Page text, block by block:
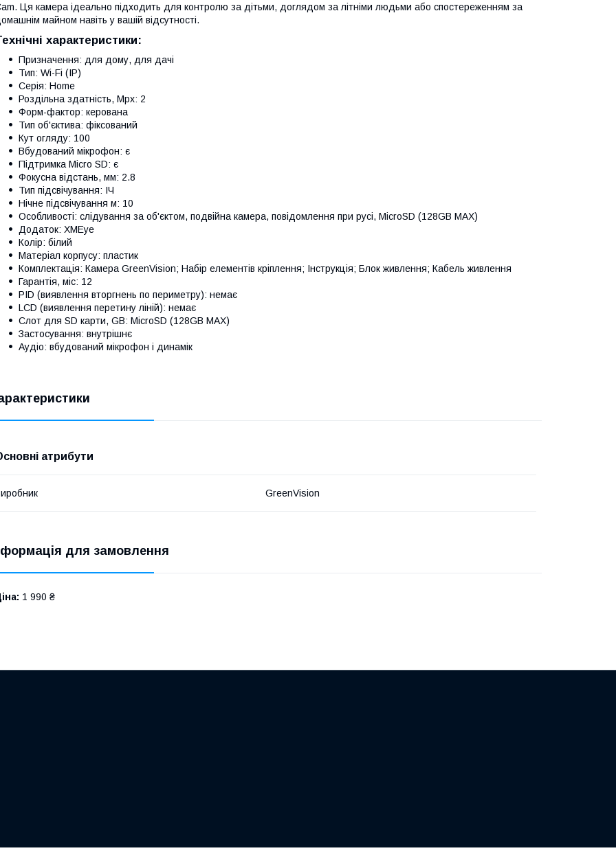
Ця камера ідеально підходить для контролю за дітьми, доглядом за літніми людьми або спостереженням за
майном навіть у вашій відсутності.
характеристики:
Призначення: для дому, для дачі
Тип: Wi-Fi (IP)
Серія: Home
Роздільна здатність, Mpx: 2
Форм-фактор: керована
Тип об'єктива: фіксований
Кут огляду: 100
Вбудований мікрофон: є
Підтримка Micro SD: є
Фокусна відстань, мм: 2.8
Тип підсвічування: ІЧ
Нічне підсвічування м: 10
Особливості: слідування за об'єктом, подвійна камера, повідомлення при русі, MicroSD (128GB MAX)
Додаток: XMEye
Колір: білий
Матеріал корпусу: пластик
Комплектація: Камера GreenVision; Набір елементів кріплення; Інструкція; Блок живлення; Кабель живлення
Гарантія, міс: 12
PID (виявлення вторгнень по периметру): немає
LCD (виявлення перетину ліній): немає
Слот для SD карти, GB: MicroSD (128GB MAX)
Застосування: внутрішнє
Аудіо: вбудований мікрофон і динамік
атрибути
GreenVision
для замовлення
1 990 ₴